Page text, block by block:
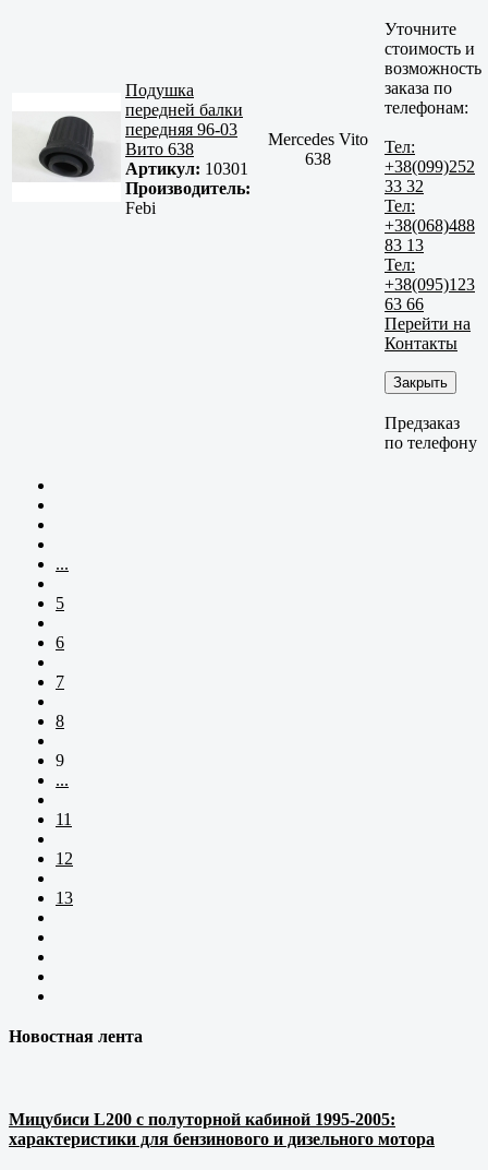
Подушка
передней балки
передняя 96-03
Вито 638
Артикул: 10301
Производитель:
Febi
Mercedes Vito
638
Уточните
стоимость и
возможность
заказа по
телефонам:
Тел:
+38(099)252
33 32
Тел:
+38(068)488
83 13
Тел:
+38(095)123
63 66
Перейти на
Контакты
Закрыть
Предзаказ
по телефону
...
5
6
7
8
9
...
11
12
13
Новостная лента
Мицубиси L200 с полуторной кабиной 1995-2005:
характеристики для бензинового и дизельного мотора